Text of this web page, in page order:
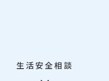
生活安全相談